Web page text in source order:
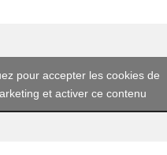
pour accepter les cookies de
et activer ce contenu